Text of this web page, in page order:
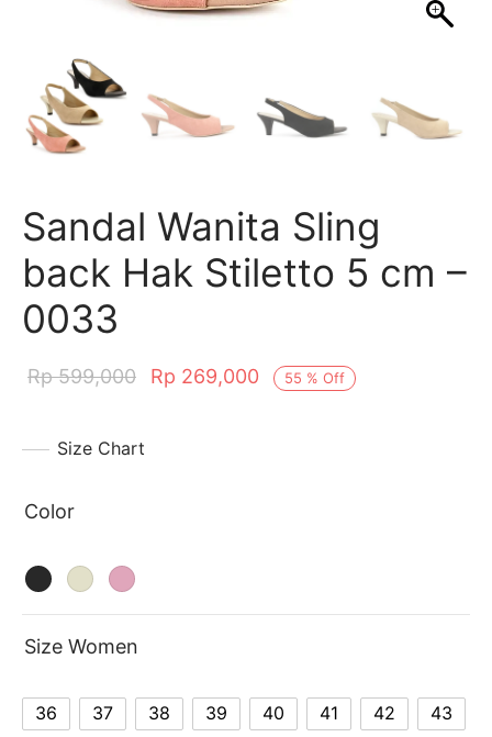
Sandal Wanita Sling
back Hak Stiletto 5 cm –
0033
55 % Off
Rp599,000 Rp 269,000
Size Chart
Color
Size Women
36 37 38 39 40 41 42 43
& Marry jane
& Mules